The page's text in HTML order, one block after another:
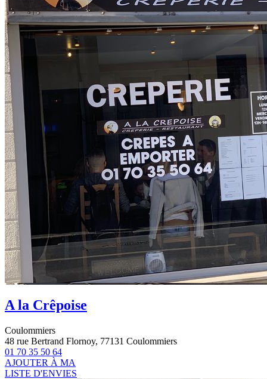
A la Crêpoise
Coulommiers
48 rue Bertrand Flornoy, 77131 Coulommiers
01 70 35 50 64
AJOUTER À MA
LISTE D'ENVIES